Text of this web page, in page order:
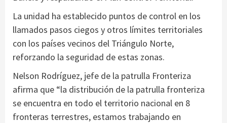
La unidad ha establecido puntos de control en los
llamados pasos ciegos y otros límites territoriales
con los países vecinos del Triángulo Norte,
reforzando la seguridad de estas zonas.
Nelson Rodríguez, jefe de la patrulla Fronteriza
afirma que “la distribución de la patrulla fronteriza
se encuentra en todo el territorio nacional en 8
fronteras terrestres, estamos trabajando en